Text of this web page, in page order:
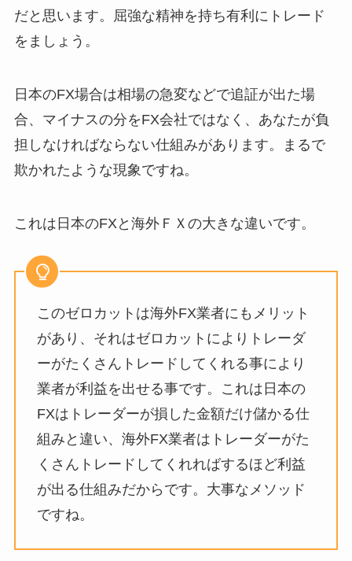
だと思います。屈強な精神を持ち有利にトレード
をましょう。
日本のFX場合は相場の急変などで追証が出た場
合、マイナスの分をFX会社ではなく、あなたが負
担しなければならない仕組みがあります。まるで
欺かれたような現象ですね。
これは日本のFXと海外ＦＸの大きな違いです。
このゼロカットは海外FX業者にもメリット
があり、それはゼロカットによりトレーダ
ーがたくさんトレードしてくれる事により
業者が利益を出せる事です。これは日本の
FXはトレーダーが損した金額だけ儲かる仕
組みと違い、海外FX業者はトレーダーがた
くさんトレードしてくれればするほど利益
が出る仕組みだからです。大事なメソッド
ですね。